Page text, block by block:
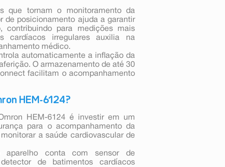
que tornam o monitoramento da
de posicionamento ajuda a garantir
para medições mais
cardíacos irregulares auxilia na
médico.
automaticamente a inflação da
O armazenamento de até 30
facilitam o acompanhamento
HEM-6124?
HEM-6124 é investir em um
para o acompanhamento da
a saúde cardiovascular de
aparelho conta com sensor de
de batimentos cardíacos